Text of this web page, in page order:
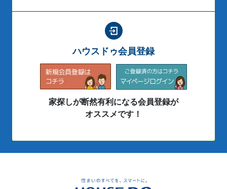
ハウスドゥ会員登録
家探しが断然有利になる会員登録が
オススメです！